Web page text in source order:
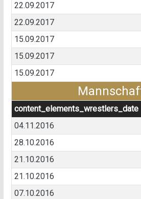
22.09.2017
22.09.2017
15.09.2017
15.09.2017
15.09.2017
content_elements_wrestlers_date
04.11.2016
28.10.2016
21.10.2016
21.10.2016
07.10.2016